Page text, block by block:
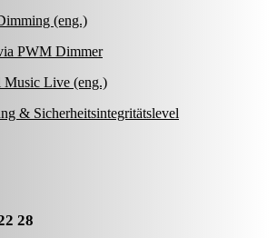
(eng.)
PWM Dimmer
Music Live (eng.)
& Sicherheitsintegritätslevel
28